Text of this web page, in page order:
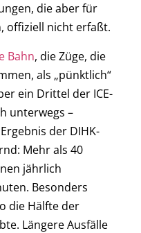
die aber für
offiziell nicht erfaßt.
Bahn, die Züge, die
als „pünktlich“
ein Drittel der ICE-
unterwegs –
der DIHK-
Mehr als 40
jährlich
Besonders
die Hälfte der
Längere Ausfälle